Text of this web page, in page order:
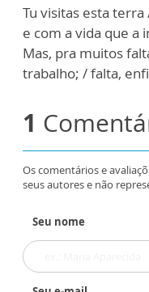
Tu visitas esta
e com a vida que a
Mas, pra muitos
trabalho; / falta,
1
Os comentários e
seus autores e não
Seu nome